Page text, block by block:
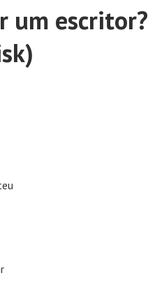
um escritor?